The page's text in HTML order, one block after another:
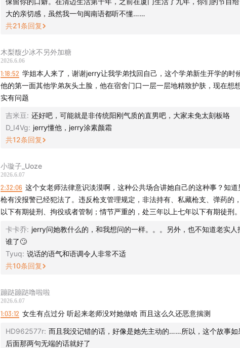
大的亲切感，虽然我一句闽南语都听不懂……
共21条回复
木梨馥少冰不另外加糖
2026.6.06
1:18:52 学姐本人来了，谢谢jerry让我学弟找回自己，这个学弟新生开学的时
他的第一面其他学弟灰头土脸，他在宿舍门口一层一层地精致护肤，现在想
实有问题
吉米豆: 还好吧，可能就是非传统阳刚气质的直男吧，大家未免太刻板咯
D_I4Vg: jerry懂他，jerry涂素颜霜
共12条回复
小璇子_Uoze
2026.6.07
2:32:06 这个女老师法律意识淡漠啊，这种公共场合讲她自己的这种事？知道
枪有没报警已经犯法了。违反枪支管理规定，非法持有、私藏枪支、弹药的
以下有期徒刑、拘役或者管制；情节严重的，处三年以上七年以下有期徒刑。
卡卡乔: jerry问她教什么的，和我想问的一样。。。另外，也不知道老实人
谁了🙄
Tyuq: 说话的语气和语调令人非常不适
共10条回复
蹦跶蹦跶噜啦啦
2026.6.07
1:03:12 女生有点过分 听起来老师没对她做啥 而且这么久还恶意揣测
HD962577r: 而且我没记错的话，好像是她先主动的……所以，这个故事如
后面那两句无端的话就好了